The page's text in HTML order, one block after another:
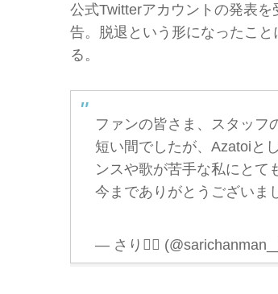
公式Twitterアカウントの発表
告。脱退という形になったこ
る。
ファンの皆さま、スタッフ
短い間でしたが、Azatoiと
ンスや歌が苦手な私にとて
今までありがとうございま
— さり🧚‍♂️